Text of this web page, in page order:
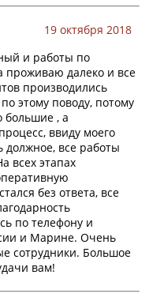
19 октября 2018
и работы по
проживаю далеко и все
производились
этому поводу, потому
большие , а
ввиду моего
должное, все работы
всех этапах
без ответа, все
по телефону и
и Марине. Очень
сотрудники. Большое
вам!